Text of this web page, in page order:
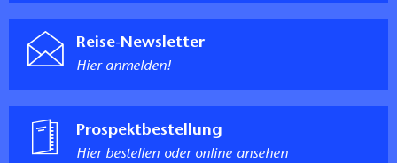
Reise-Newsletter
Hier anmelden!
Prospektbestellung
Hier bestellen oder online ansehen